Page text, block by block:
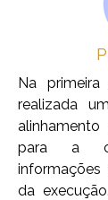
Na
realizada
para a
informações
da